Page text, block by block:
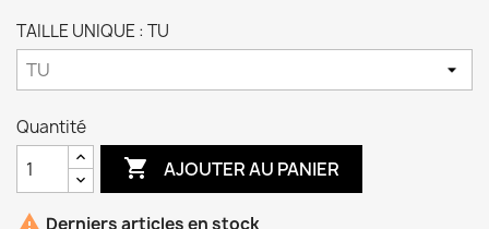
TAILLE UNIQUE : TU
Quantité
 AJOUTER AU PANIER
 Derniers articles en stock